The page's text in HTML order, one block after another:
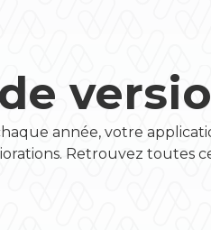
de
année, votre
Retrouvez toutes